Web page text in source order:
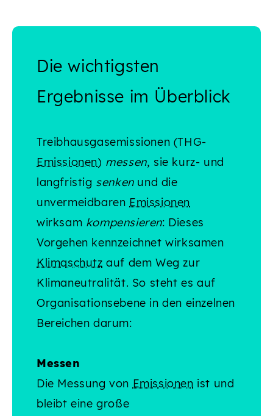
Die wichtigsten
Ergebnisse im Überblick
Treibhausgasemissionen (THG-
Emissionen) messen, sie kurz- und
langfristig senkenund die
unvermeidbaren Emissionen
wirksam kompensieren: Dieses
Vorgehen kennzeichnet wirksamen
Klimaschutz auf dem Weg zur
Klimaneutralität. So steht es auf
Organisationsebene in den einzelnen
Bereichen darum:
Messen
Die Messung von Emissionen ist und
bleibt eine große